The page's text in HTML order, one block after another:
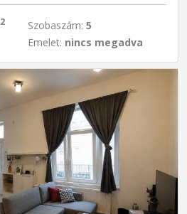
2 Szobaszám: 5
Emelet: nincs megadva